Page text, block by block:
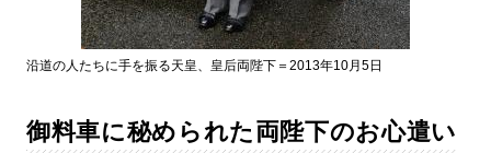
沿道の人たちに手を振る天皇、皇后両陛下＝2013年10月5日
御料車に秘められた両陛下のお心遣い